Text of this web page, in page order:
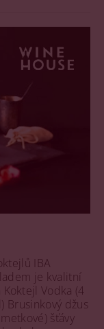
IBA
je kvalitní
Vodka (4
Brusinkový džus
šťávy